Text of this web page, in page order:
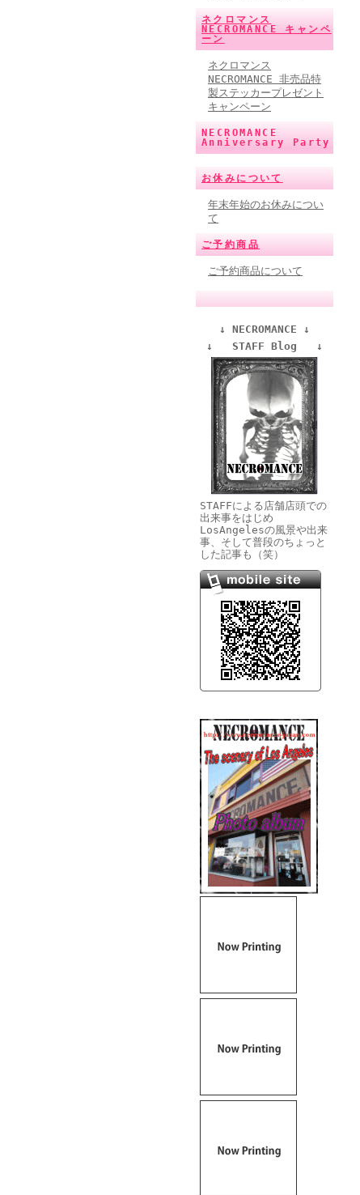
ネクロマンス
NECROMANCE キャンペ
ーン
ネクロマンス
NECROMANCE 非売品特
製ステッカープレゼント
キャンペーン
NECROMANCE
Anniversary Party
お休みについて
年末年始のお休みについ
て
ご予約商品
ご予約商品について
↓ NECROMANCE ↓
↓ STAFF Blog ↓
STAFFによる店舗店頭での
出来事をはじめ
LosAngelesの風景や出来
事、そして普段のちょっと
した記事も（笑）